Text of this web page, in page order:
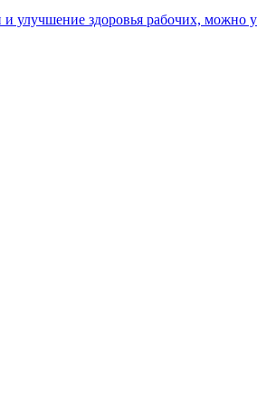
здоровья рабочих, можно